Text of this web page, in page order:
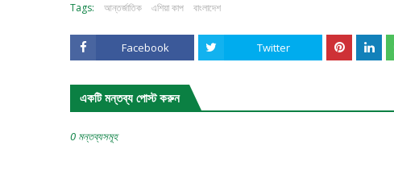
Tags: আন্তর্জাতিক এশিয়া কাপ বাংলাদেশ
Facebook Twitter
একটি মন্তব্য পোস্ট করুন
0 মন্তব্যসমূহ